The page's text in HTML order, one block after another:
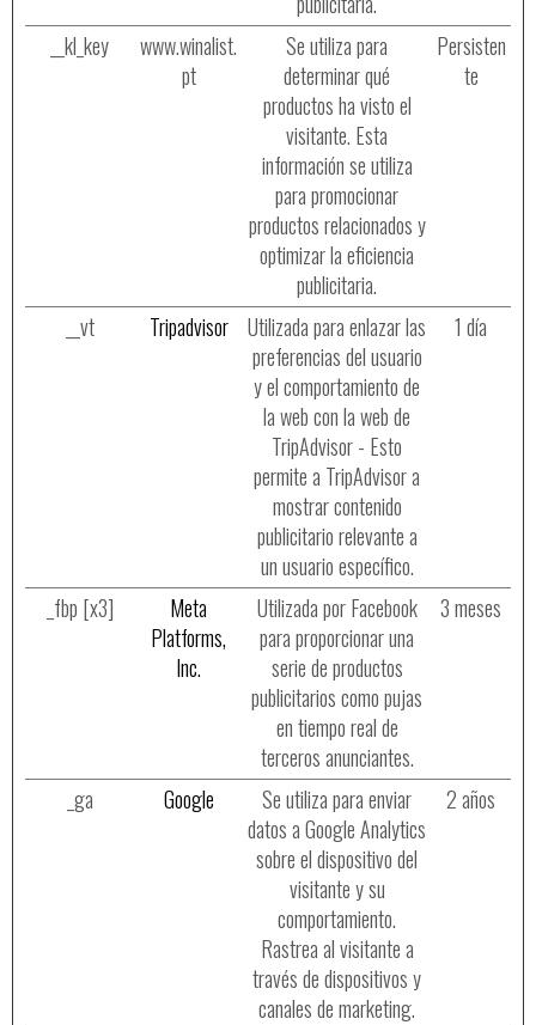
__kl_key
www.winalist.
pt
Se utiliza para
determinar qué
productos ha visto el
visitante. Esta
información se utiliza
para promocionar
productos relacionados y
optimizar la eficiencia
publicitaria.
Persisten
te
__vt Tripadvisor
Utilizada para enlazar las
preferencias del usuario
y el comportamiento de
la web con la web de
TripAdvisor - Esto
permite a TripAdvisor a
mostrar contenido
publicitario relevante a
un usuario específico.
1 día
_fbp [x3]
Meta
Platforms,
Inc.
Utilizada por Facebook
para proporcionar una
serie de productos
publicitarios como pujas
en tiempo real de
terceros anunciantes.
3 meses
_ga Google
Se utiliza para enviar
datos a Google Analytics
sobre el dispositivo del
visitante y su
comportamiento.
Rastrea al visitante a
través de dispositivos y
canales de marketing.
2 años